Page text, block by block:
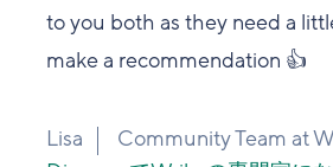
to you both as they need a
make a recommendation 👍
Lisa Community Team at